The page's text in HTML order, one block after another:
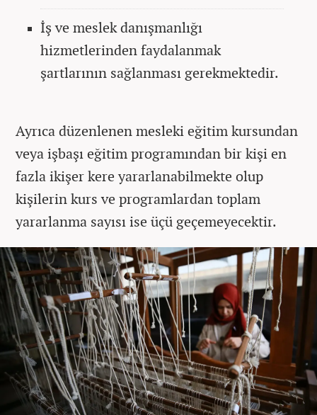
İş ve meslek danışmanlığı
hizmetlerinden faydalanmak
şartlarının sağlanması gerekmektedir.
Ayrıca düzenlenen mesleki eğitim kursundan
veya işbaşı eğitim programından bir kişi en
fazla ikişer kere yararlanabilmekte olup
kişilerin kurs ve programlardan toplam
yararlanma sayısı ise üçü geçemeyecektir.